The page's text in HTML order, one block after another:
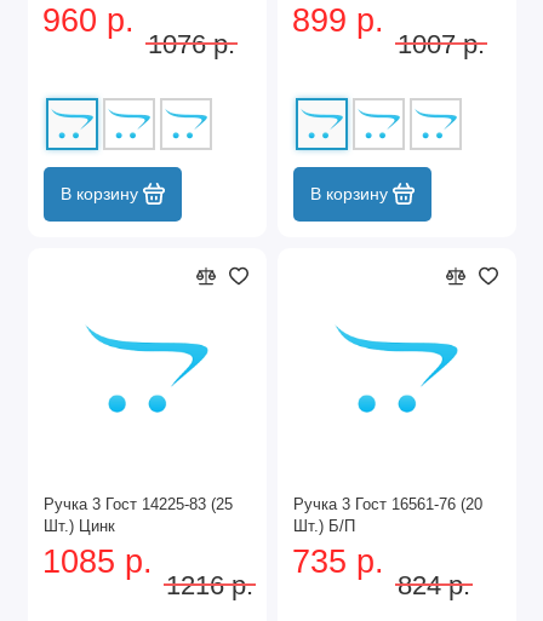
960 р.
1076 р.
В корзину
899 р.
1007 р.
В корзину
Ручка 3 Гост 14225-83 (25
Шт.) Цинк
1085 р.
1216 р.
Ручка 3 Гост 16561-76 (20
Шт.) Б/П
735 р.
824 р.